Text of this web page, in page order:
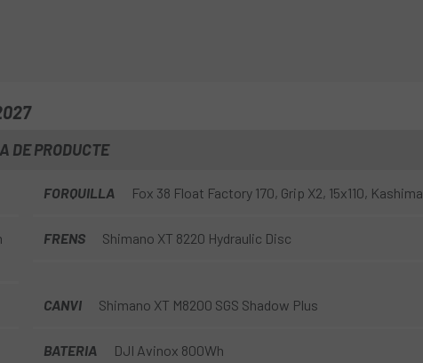
DE PRODUCTE
FORQUILLA Fox 38 Float Factory 170, Grip X2, 15x110, Kashima
FRENS Shimano XT 8220 Hydraulic Disc
CANVI Shimano XT M8200 SGS Shadow Plus
BATERIA DJI Avinox 800Wh